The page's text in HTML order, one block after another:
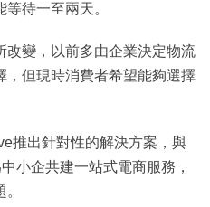
待一至兩天。
改變，以前多由企業決定物流
，但現時消費者希望能夠選擇
推出針對性的解決方案，與
小企共建一站式電商服務，